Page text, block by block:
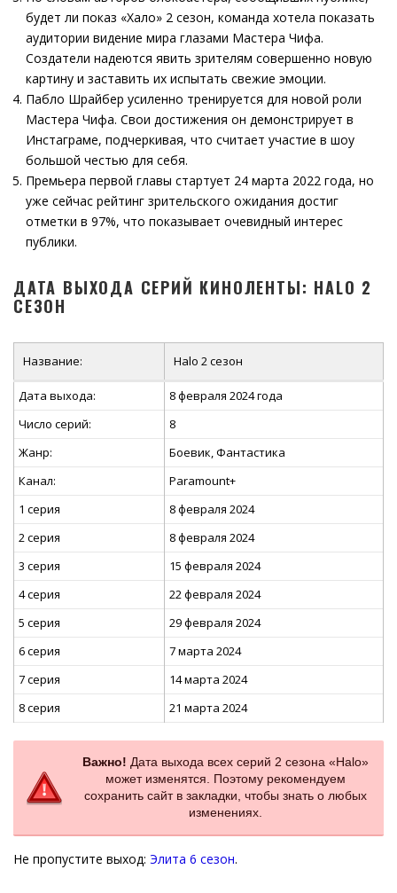
будет ли показ «Хало» 2 сезон, команда хотела показать
аудитории видение мира глазами Мастера Чифа.
Создатели надеются явить зрителям совершенно новую
картину и заставить их испытать свежие эмоции.
Пабло Шрайбер усиленно тренируется для новой роли
Мастера Чифа. Свои достижения он демонстрирует в
Инстаграме, подчеркивая, что считает участие в шоу
большой честью для себя.
Премьера первой главы стартует 24 марта 2022 года, но
уже сейчас рейтинг зрительского ожидания достиг
отметки в 97%, что показывает очевидный интерес
публики.
ДАТА ВЫХОДА СЕРИЙ КИНОЛЕНТЫ: HALO 2
СЕЗОН
Название: Halo 2 сезон
Дата выхода:
8 февраля 2024 года
Число серий:
8
Жанр:
Боевик, Фантастика
Канал:
Paramount+
1 серия
8 февраля 2024
2 серия
8 февраля 2024
3 серия
15 февраля 2024
4 серия
22 февраля 2024
5 серия
29 февраля 2024
6 серия
7 марта 2024
7 серия
14 марта 2024
8 серия
21 марта 2024
Важно! Дата выхода всех серий 2 сезона «Halo»
может изменятся. Поэтому рекомендуем
сохранить сайт в закладки, чтобы знать о любых
изменениях.
Не пропустите выход: Элита 6 сезон.